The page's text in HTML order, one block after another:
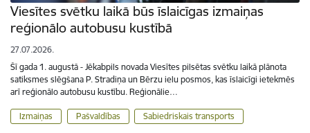
Viesītes svētku laikā būs īslaicīgas izmaiņas
reģionālo autobusu kustībā
27.07.2026.
Šī gada 1. augustā - Jēkabpils novada Viesītes pilsētas svētku laikā plānota
satiksmes slēgšana P. Stradiņa un Bērzu ielu posmos, kas īslaicīgi ietekmēs
arī reģionālo autobusu kustību. Reģionālie…
Izmaiņas Pašvaldības Sabiedriskais transports